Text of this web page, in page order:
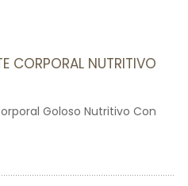
CORPORAL NUTRITIVO
Goloso Nutritivo Con